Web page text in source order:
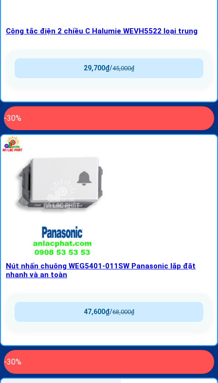
Công tắc điện 2 chiều C Halumie WEVH5522 loại trung
45,000₫
/
29,700₫
-30%
Nút nhấn chuông WEG5401-011SW Panasonic lắp đặt
nhanh và an toàn
68,000₫
/
47,600₫
-30%